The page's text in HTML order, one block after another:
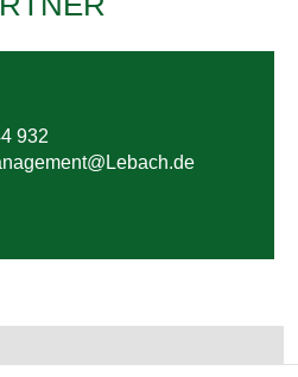
932
Lebach.de